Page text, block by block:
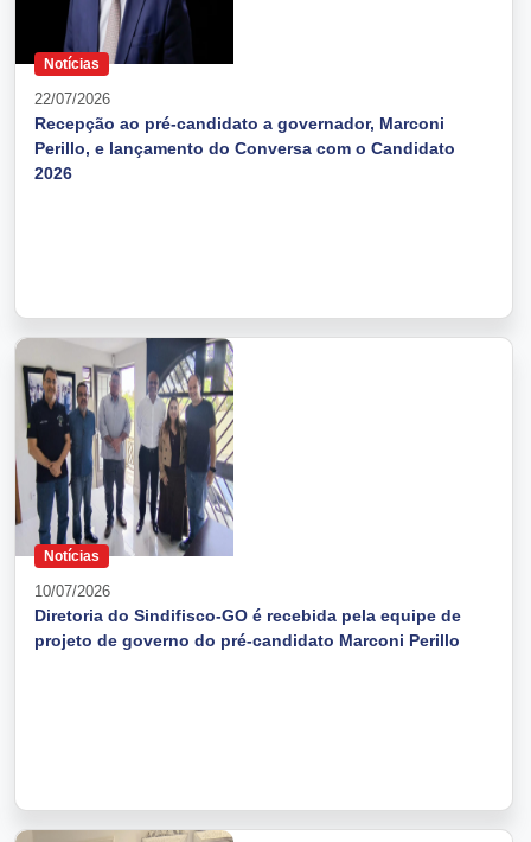
Notícias
22/07/2026
Recepção ao pré-candidato a governador, Marconi
Perillo, e lançamento do Conversa com o Candidato
2026
Notícias
10/07/2026
Diretoria do Sindifisco-GO é recebida pela equipe de
projeto de governo do pré-candidato Marconi Perillo